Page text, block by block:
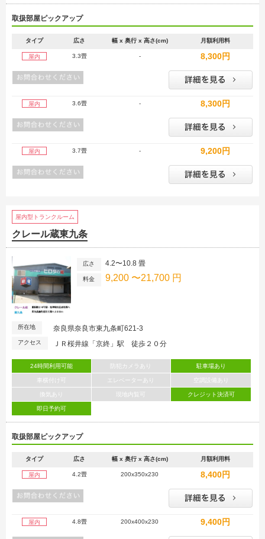
取扱部屋ピックアップ
タイプ 広さ 幅 x 奥行 x 高さ(cm) 月額利用料
屋内 3.3畳 - 8,300円
屋内 3.6畳 - 8,300円
屋内 3.7畳 - 9,200円
屋内型トランクルーム
クレール蔵東九条
広さ 4.2〜10.8 畳
料金 9,200 〜21,700 円
所在地 奈良県奈良市東九条町621-3
アクセス ＪＲ桜井線「京終」駅 徒歩２０分
24時間利用可能 防犯カメラあり 駐車場あり
車横付け可 エレベーターあり 空調設備あり
換気あり 現地内覧可 クレジット決済可
即日予約可
取扱部屋ピックアップ
タイプ 広さ 幅 x 奥行 x 高さ(cm) 月額利用料
屋内 4.2畳 200x350x230 8,400円
屋内 4.8畳 200x400x230 9,400円